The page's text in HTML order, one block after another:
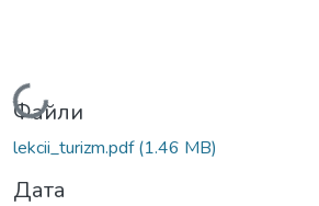
Вантажиться...
Файли
lekcii_turizm.pdf(1.46 MB)
Дата